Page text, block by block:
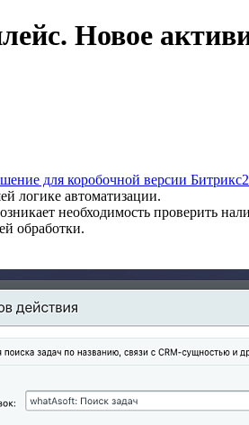
Новое
для коробочной версии
логике автоматизации.
необходимость проверить
обработки.